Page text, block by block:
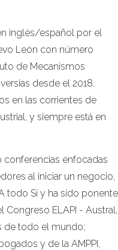
inglés/español por el
León con número
de Mecanismos
desde el 2018.
en las corrientes de
y siempre está en
conferencias enfocadas
al iniciar un negocio,
todo Sí y ha sido ponente
ELAPI - Austral,
de todo el mundo;
y de la AMPPI,